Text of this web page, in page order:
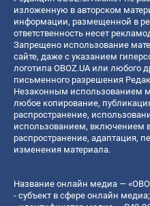
изложенную в авторском
информации, размещенной в
ответственность несет
Запрещено использование
сайте, даже с указанием
логотипа OBOZ.UA или любого
письменного разрешения
Незаконным использованием
любое копирование,
распространение,
использованием, включением в
распространение, адаптация,
изменения материала.
Название онлайн медиа —
- субъект в сфере онлайн медиа;